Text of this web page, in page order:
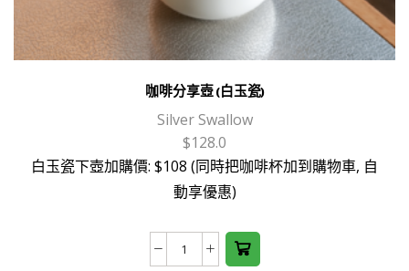
咖啡分享壺 (白玉瓷)
Silver Swallow
$128.0
白玉瓷下壺加購價: $108 (同時把咖啡杯加到購物車, 自
動享優惠)
咖